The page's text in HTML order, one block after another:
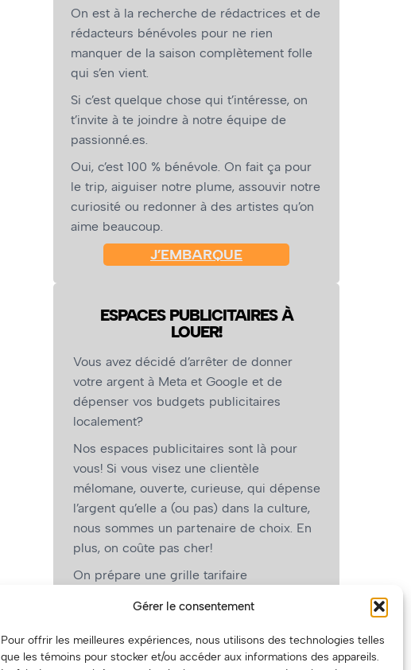
Gérer le consentement
Pour offrir les meilleures expériences, nous utilisons des technologies telles
que les témoins pour stocker et/ou accéder aux informations des appareils.
On est à la recherche de rédactrices et de
rédacteurs bénévoles pour ne rien
manquer de la saison complètement folle
qui s’en vient.
Si c’est quelque chose qui t’intéresse, on
t’invite à te joindre à notre équipe de
passionné.es.
Oui, c’est 100 % bénévole. On fait ça pour
le trip, aiguiser notre plume, assouvir notre
curiosité ou redonner à des artistes qu’on
aime beaucoup.
J’EMBARQUE
ESPACES PUBLICITAIRES À
LOUER!
Vous avez décidé d’arrêter de donner
votre argent à Meta et Google et de
dépenser vos budgets publicitaires
localement?
Nos espaces publicitaires sont là pour
vous! Si vous visez une clientèle
mélomane, ouverte, curieuse, qui dépense
l’argent qu’elle a (ou pas) dans la culture,
nous sommes un partenaire de choix. En
plus, on coûte pas cher!
On prépare une grille tarifaire
vous, les artistes!)